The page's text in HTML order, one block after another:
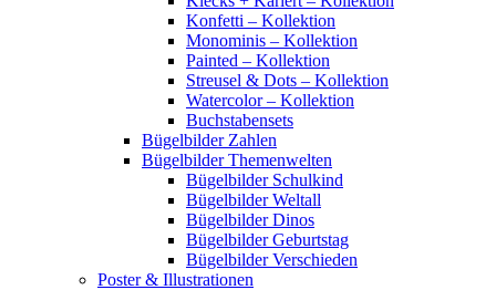
Konfetti – Kollektion
Monominis – Kollektion
Painted – Kollektion
Streusel & Dots – Kollektion
Watercolor – Kollektion
Buchstabensets
Bügelbilder Zahlen
Bügelbilder Themenwelten
Bügelbilder Schulkind
Bügelbilder Weltall
Bügelbilder Dinos
Bügelbilder Geburtstag
Bügelbilder Verschieden
Poster & Illustrationen